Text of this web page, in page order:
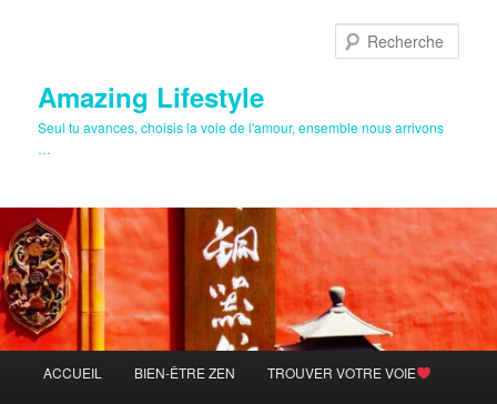
Amazing Lifestyle
Seul tu avances, choisis la voie de l'amour, ensemble nous arrivons
…
principal
ACCUEIL BIEN-ÊTRE ZEN TROUVER VOTRE VOIE